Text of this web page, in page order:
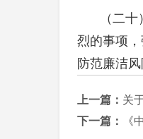
（二
烈的事项
防范廉洁
上一篇： 关
下一篇：
《